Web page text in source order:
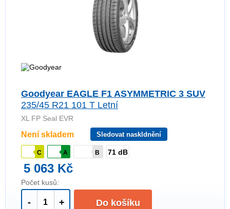
Goodyear EAGLE F1 ASYMMETRIC 3 SUV
235/45 R21 101 T Letní
XL FP Seal EVR
Není skladem Sledovat naskldnění
C A B 71 dB
5 063 Kč
Počet kusů:
- + Do košíku